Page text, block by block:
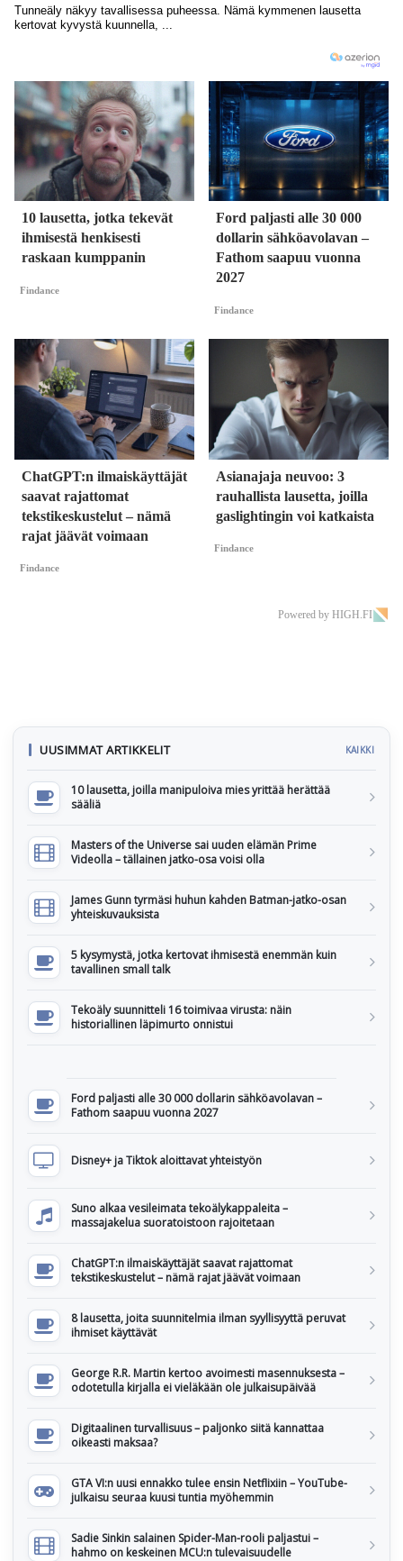
10 lausetta, jotka tekevät
ihmisestä henkisesti
raskaan kumppanin
Findance
Ford paljasti alle 30 000
dollarin sähköavolavan –
Fathom saapuu vuonna
2027
Findance
ChatGPT:n ilmaiskäyttäjät
saavat rajattomat
tekstikeskustelut – nämä
rajat jäävät voimaan
Findance
Asianajaja neuvoo: 3
rauhallista lausetta, joilla
gaslightingin voi katkaista
Findance
Powered by HIGH.FI
UUSIMMAT ARTIKKELIT KAIKKI
10 lausetta, joilla manipuloiva mies yrittää herättää
sääliä
Masters of the Universe sai uuden elämän Prime
Videolla – tällainen jatko-osa voisi olla
James Gunn tyrmäsi huhun kahden Batman-jatko-osan
yhteiskuvauksista
5 kysymystä, jotka kertovat ihmisestä enemmän kuin
tavallinen small talk
Tekoäly suunnitteli 16 toimivaa virusta: näin
historiallinen läpimurto onnistui
Ford paljasti alle 30 000 dollarin sähköavolavan –
Fathom saapuu vuonna 2027
Disney+ ja Tiktok aloittavat yhteistyön
Suno alkaa vesileimata tekoälykappaleita –
massajakelua suoratoistoon rajoitetaan
ChatGPT:n ilmaiskäyttäjät saavat rajattomat
tekstikeskustelut – nämä rajat jäävät voimaan
8 lausetta, joita suunnitelmia ilman syyllisyyttä peruvat
ihmiset käyttävät
George R.R. Martin kertoo avoimesti masennuksesta –
odotetulla kirjalla ei vieläkään ole julkaisupäivää
Digitaalinen turvallisuus – paljonko siitä kannattaa
oikeasti maksaa?
GTA VI:n uusi ennakko tulee ensin Netflixiin – YouTube-
julkaisu seuraa kuusi tuntia myöhemmin
Sadie Sinkin salainen Spider-Man-rooli paljastui –
hahmo on keskeinen MCU:n tulevaisuudelle